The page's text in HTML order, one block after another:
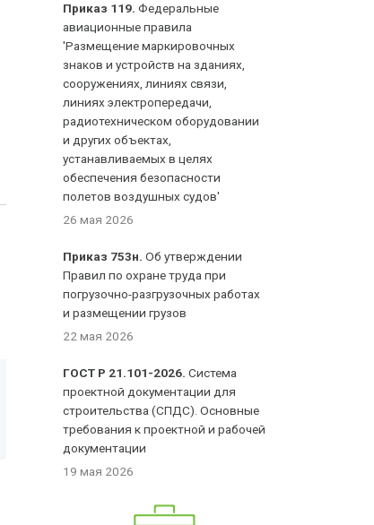
Приказ 119. Федеральные
авиационные правила
'Размещение маркировочных
знаков и устройств на зданиях,
сооружениях, линиях связи,
линиях электропередачи,
радиотехническом оборудовании
и других объектах,
устанавливаемых в целях
обеспечения безопасности
полетов воздушных судов'
26 мая 2026
Приказ 753н. Об утверждении
Правил по охране труда при
погрузочно-разгрузочных работах
и размещении грузов
22 мая 2026
ГОСТ Р 21.101-2026. Система
проектной документации для
строительства (СПДС). Основные
требования к проектной и рабочей
документации
19 мая 2026